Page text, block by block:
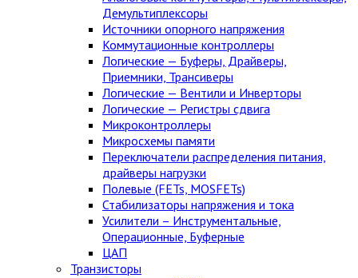
Демультиплексоры
Источники опорного напряжения
Коммутационные контроллеры
Логические — Буферы, Драйверы,
Приемники, Трансиверы
Логические — Вентили и Инверторы
Логические — Регистры сдвига
Микроконтроллеры
Микросхемы памяти
Переключатели распределения питания,
драйверы нагрузки
Полевые (FETs, MOSFETs)
Стабилизаторы напряжения и тока
Усилители – Инструментальные,
Операционные, Буферные
ЦАП
Транзисторы